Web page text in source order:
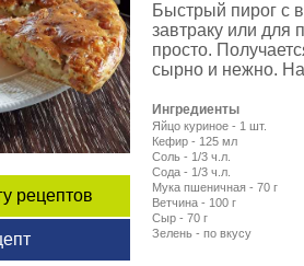
рецептов
Быстрый пирог с
завтраку или для
просто.
сырно и нежно.
Ингредиенты
Яйцо куриное - 1 шт.
Кефир - 125 мл
Соль - 1/3 ч.л.
Сода - 1/3 ч.л.
Мука пшеничная - 70 г
Ветчина - 100 г
Сыр - 70 г
Зелень - по вкусу